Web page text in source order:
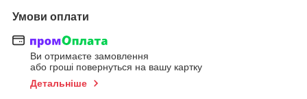
Умови оплати
Ви отримаєте замовлення
або гроші повернуться на вашу картку
Детальніше